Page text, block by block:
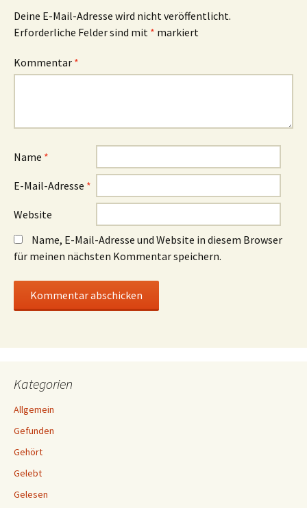
Deine E-Mail-Adresse wird nicht veröffentlicht.
Erforderliche Felder sind mit * markiert
Kommentar *
Name *
E-Mail-Adresse *
Website
Name, E-Mail-Adresse und Website in diesem Browser
für meinen nächsten Kommentar speichern.
Kategorien
Allgemein
Gefunden
Gehört
Gelebt
Gelesen